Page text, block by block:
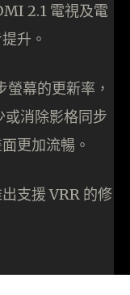
2.1 電視及電
升。
幕的更新率，
或消除影格同步
更加流暢。
支援 VRR 的修